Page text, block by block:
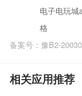
电子电玩
格
备案号：豫B2-
相关应用推荐